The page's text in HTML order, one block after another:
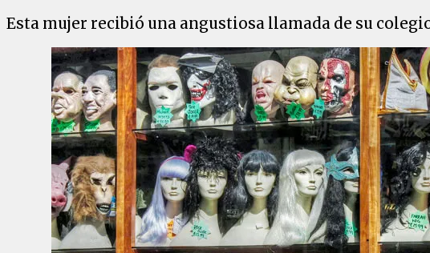
Esta mujer recibió una angustiosa llamada de su